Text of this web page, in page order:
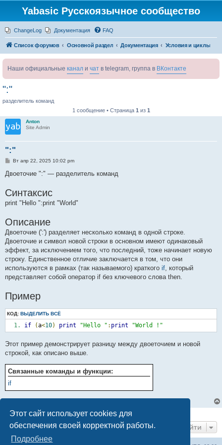
Этот сайт использует cookies для
обеспечения своей корректной работы.
Подробнее
Yabasic Русскоязычное сообщество
ChangeLog Документация FAQ
Список форумов Основной раздел Документация Условия и циклы
Наши официальные канал и чат в telegram, группа в ВКонтакте
":"
разделитель команд
1 сообщение • Страница 1 из 1
Anton
Site Admin
":"
С
о
е
н
и
Вт апр 22, 2025 10:02 pm
Двоеточие ":" — разделитель команд
Синтаксис
print "Hello ":print "World"
Описание
Двоеточие (':') разделяет несколько команд в одной строке.
Двоеточие и символ новой строки в основном имеют одинаковый
эффект, за исключением того, что последний, тоже начинает новую
строку. Единственное отличие заключается в том, что они
используются в рамках (так называемого) краткого if , который
представляет собой оператор if без ключевого слова then.
Пример
КОД: ВЫДЕЛИТЬ ВСЁ
if (a<10) print "Hello " : print "World !"
Этот пример демонстрирует разницу между двоеточием и новой
строкой, как описано выше.
Связанные команды и функции:
if
1 сообщение • Страница
Перейти